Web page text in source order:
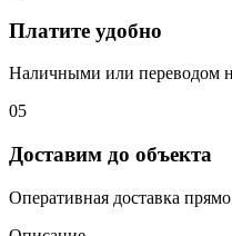
Платите удобно
Наличными или переводом
05
Доставим до объекта
Оперативная доставка